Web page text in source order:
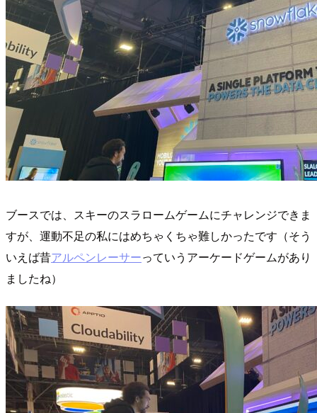
ブースでは、スキーのスラロームゲームにチャレンジできま
すが、運動不足の私にはめちゃくちゃ難しかったです（そう
いえば昔アルペンレーサーっていうアーケードゲームがあり
ましたね）